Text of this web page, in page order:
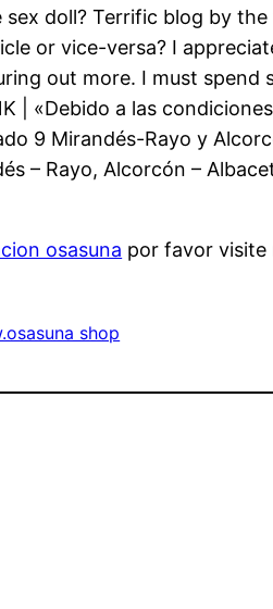
doll? Terrific blog by
or vice-versa? I
out more. I must spend
| «Debido a las
9 Mirandés-Rayo y
– Rayo, Alcorcón –
osasuna por favor visite
shop